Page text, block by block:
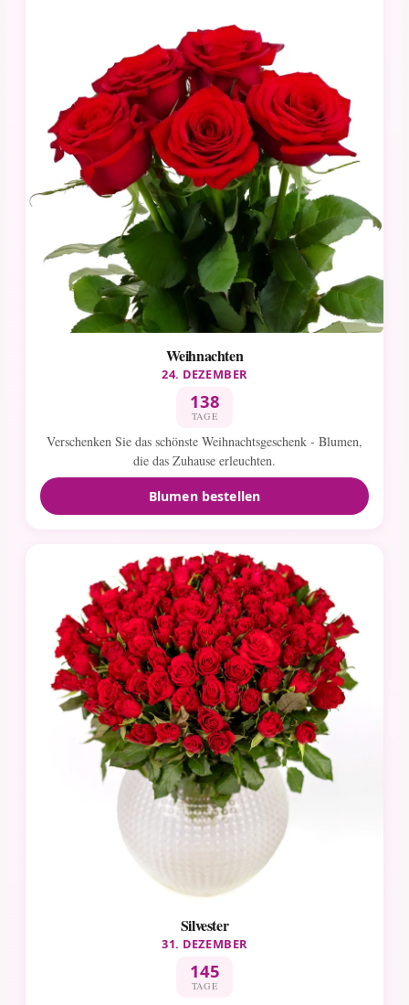
Weihnachten
24. DEZEMBER
138
TAGE
Verschenken Sie das schönste Weihnachtsgeschenk - Blumen,
die das Zuhause erleuchten.
Blumen bestellen
Silvester
31. DEZEMBER
145
TAGE